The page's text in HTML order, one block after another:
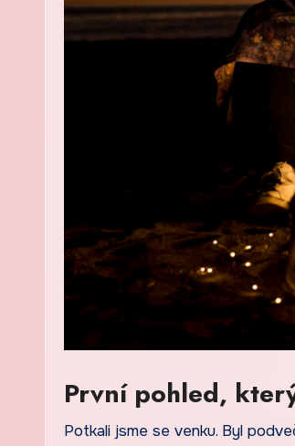
První pohled,
Potkali jsme se venku. Byl